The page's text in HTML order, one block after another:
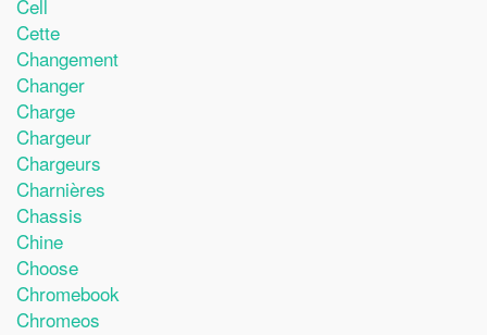
Cell
Cette
Changement
Changer
Charge
Chargeur
Chargeurs
Charnières
Chassis
Chine
Choose
Chromebook
Chromeos